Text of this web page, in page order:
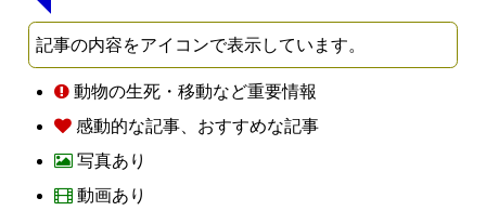
記事の内容をアイコンで表示しています。
動物の生死・移動など重要情報
感動的な記事、おすすめな記事
写真あり
動画あり